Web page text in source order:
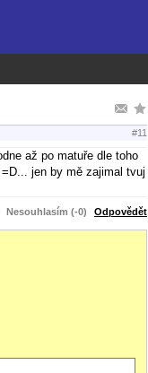
#11
až po matuře dle toho
jen by mě zajimal tvuj
Nesouhlasím (-0) Odpovědět